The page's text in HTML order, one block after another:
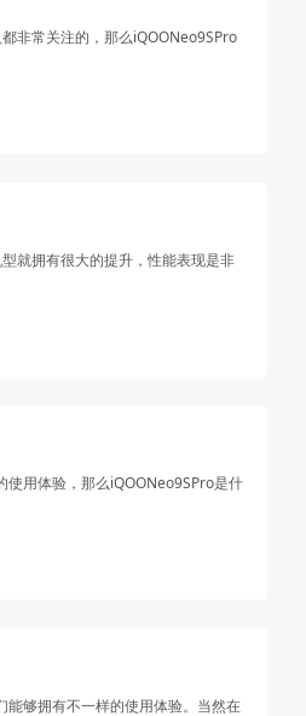
非常关注的，那么iQOONeo9SPro
就拥有很大的提升，性能表现是非
用体验，那么iQOONeo9SPro是什
够拥有不一样的使用体验。当然在